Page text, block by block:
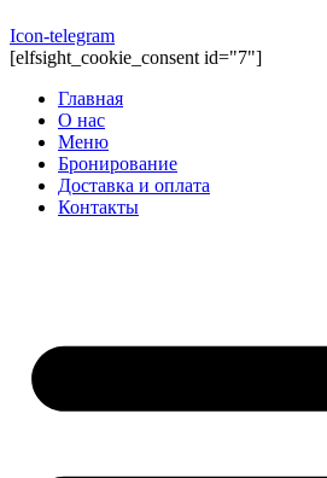
Icon-telegram
[elfsight_cookie_consent id="7"]
Главная
О нас
Меню
Бронирование
Доставка и оплата
Контакты